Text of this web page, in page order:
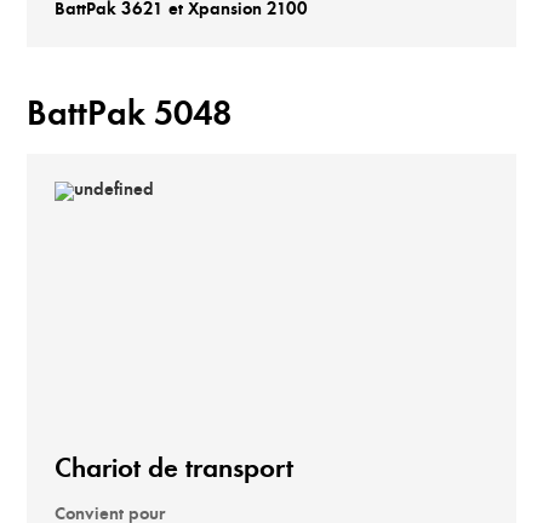
BattPak 3621 et Xpansion 2100
BattPak 5048
Chariot de transport
Convient pour